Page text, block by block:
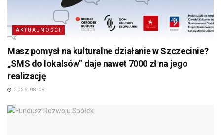
AKTUALNOŚCI
Masz pomysł na kulturalne działanie w Szczecinie?
„SMS do lokalsów” daje nawet 7000 zł na jego
realizację
2026-08-08